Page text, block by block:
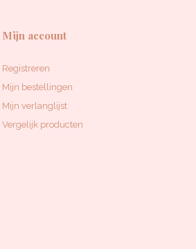
Mijn account
Registreren
Mijn bestellingen
Mijn verlanglijst
Vergelijk producten